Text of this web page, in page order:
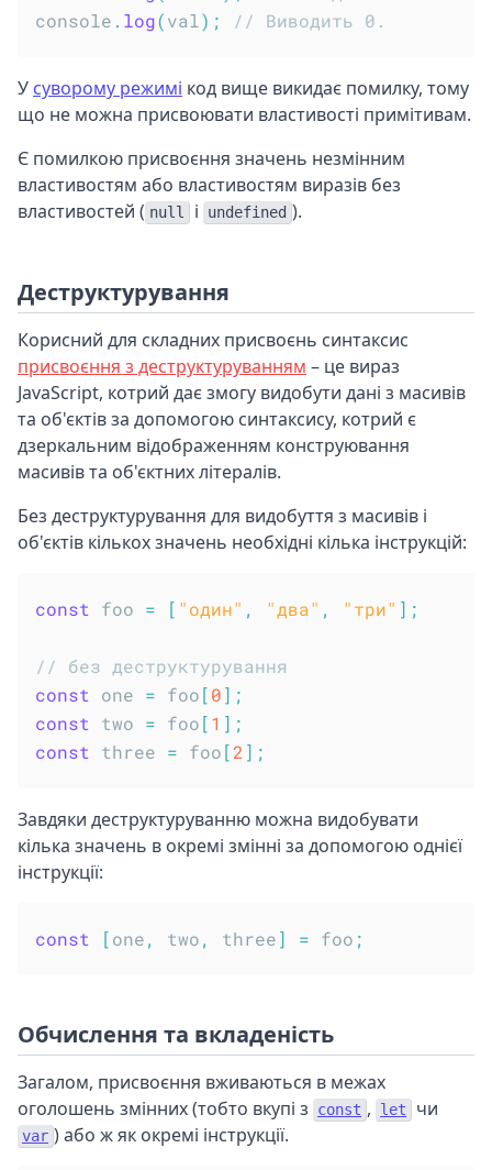
console . log(val) ; // Виводить 0.
У суворому режимі код вище викидає помилку, тому
що не можна присвоювати властивості примітивам.
Є помилкою присвоєння значень незмінним
властивостям або властивостям виразів без
властивостей ( null і undefined ).
Деструктурування
Корисний для складних присвоєнь синтаксис
присвоєння з деструктуруванням – це вираз
JavaScript, котрий дає змогу видобути дані з масивів
та об'єктів за допомогою синтаксису, котрий є
дзеркальним відображенням конструювання
масивів та об'єктних літералів.
Без деструктурування для видобуття з масивів і
об'єктів кількох значень необхідні кілька інструкцій:
const foo = [ "один" , "два" , "три" ] ;
// без деструктурування
const one = foo[0] ;
const two = foo[1 ] ;
const three = foo[2 ] ;
Завдяки деструктуруванню можна видобувати
кілька значень в окремі змінні за допомогою однієї
інструкції:
const [one, two, three] = foo ;
Обчислення та вкладеність
Загалом, присвоєння вживаються в межах
оголошень змінних (тобто вкупі з
const , let чи
var ) або ж як окремі інструкції.